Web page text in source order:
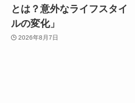
とは？意外なライフスタイ
ルの変化」
2026年8月7日